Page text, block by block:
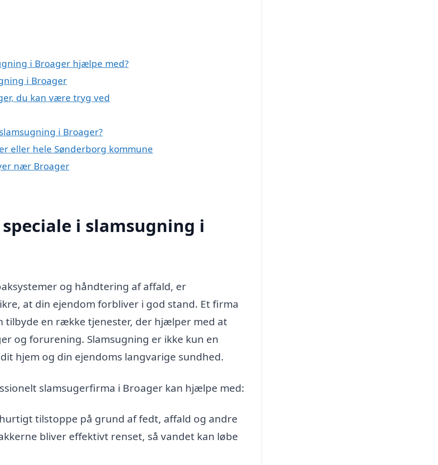
i Broager hjælpe med?
i Broager
du kan være tryg ved
i Broager?
eller hele Sønderborg kommune
nær Broager
i slamsugning i
og håndtering af affald, er
at din ejendom forbliver i god stand. Et firma
tilbyde en række tjenester, der hjælper med at
og forurening. Slamsugning er ikke kun en
hjem og din ejendoms langvarige sundhed.
slamsugerfirma i Broager kan hjælpe med:
tilstoppe på grund af fedt, affald og andre
bliver effektivt renset, så vandet kan løbe